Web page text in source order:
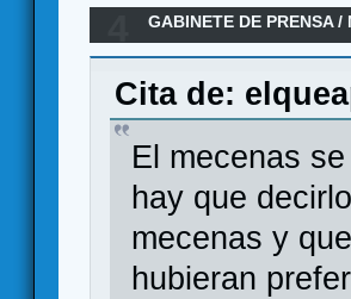
GABINETE DE PRENSA/
Cita de:
El mecenas
hay que
mecenas y
hubieran